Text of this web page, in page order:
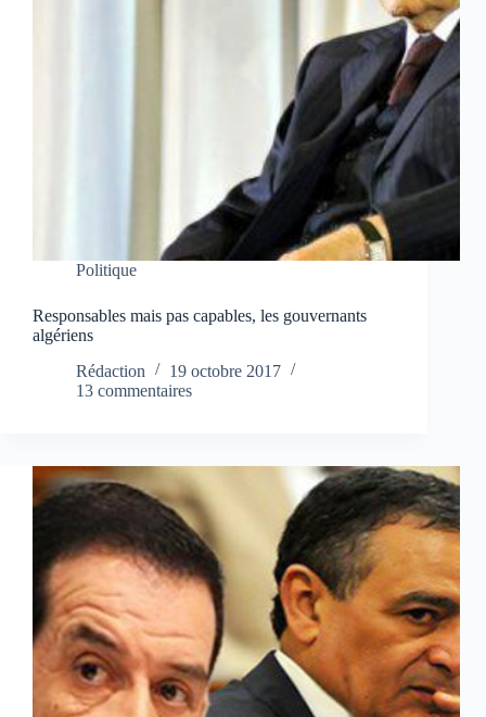
Politique
Responsables mais pas capables, les gouvernants
algériens
Rédaction
19 octobre 2017
13 commentaires